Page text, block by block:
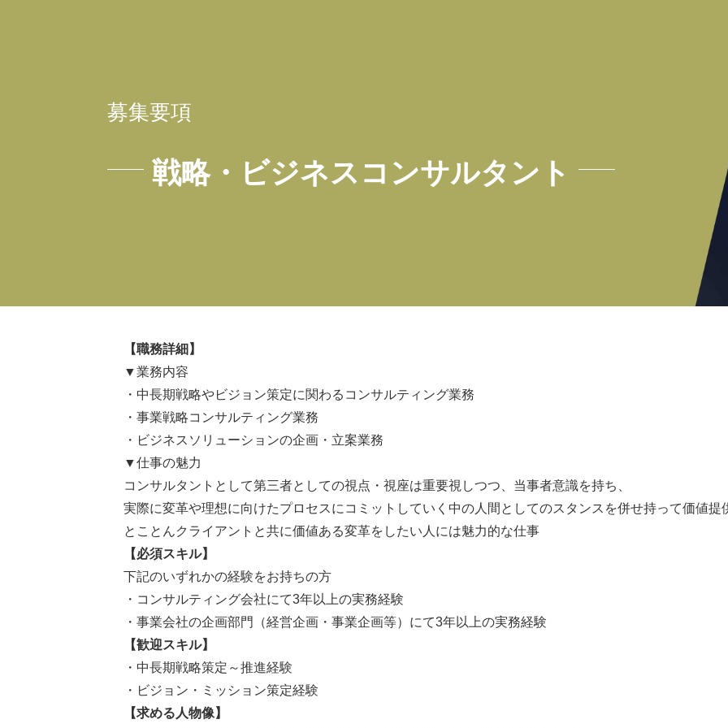
募集要項
戦略・ビジネスコンサルタント
【職務詳細】
▼業務内容
・中長期戦略やビジョン策定に関わるコンサルティング業務
・事業戦略コンサルティング業務
・ビジネスソリューションの企画・立案業務
▼仕事の魅力
コンサルタントとして第三者としての視点・視座は重要視しつつ、当事者意識を持ち、
実際に変革や理想に向けたプロセスにコミットしていく中の人間としてのスタンスを併せ持って価値提
とことんクライアントと共に価値ある変革をしたい人には魅力的な仕事
【必須スキル】
下記のいずれかの経験をお持ちの方
・コンサルティング会社にて3年以上の実務経験
・事業会社の企画部門（経営企画・事業企画等）にて3年以上の実務経験
【歓迎スキル】
・中長期戦略策定～推進経験
・ビジョン・ミッション策定経験
【求める人物像】